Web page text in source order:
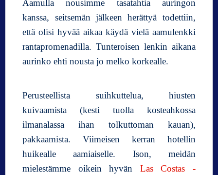
Aamulla nousimme tasatahtia auringon
kanssa, seitsemän jälkeen herättyä todettiin,
että olisi hyvää aikaa käydä vielä aamulenkki
rantapromenadilla. Tunteroisen lenkin aikana
aurinko ehti nousta jo melko korkealle.
Perusteellista suihkuttelua, hiusten
kuivaamista (kesti tuolla kosteahkossa
ilmanalassa ihan tolkuttoman kauan),
pakkaamista. Viimeisen kerran hotellin
huikealle aamiaiselle. Ison, meidän
mielestämme oikein hyvän Las Costas -